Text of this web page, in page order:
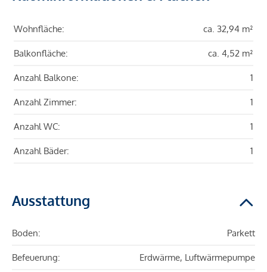
Wohnfläche: ca. 32,94 m²
Balkonfläche: ca. 4,52 m²
Anzahl Balkone: 1
Anzahl Zimmer: 1
Anzahl WC: 1
Anzahl Bäder: 1
Ausstattung
Boden: Parkett
Befeuerung: Erdwärme, Luftwärmepumpe